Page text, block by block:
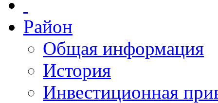
Район
Общая информация
История
Инвестиционная